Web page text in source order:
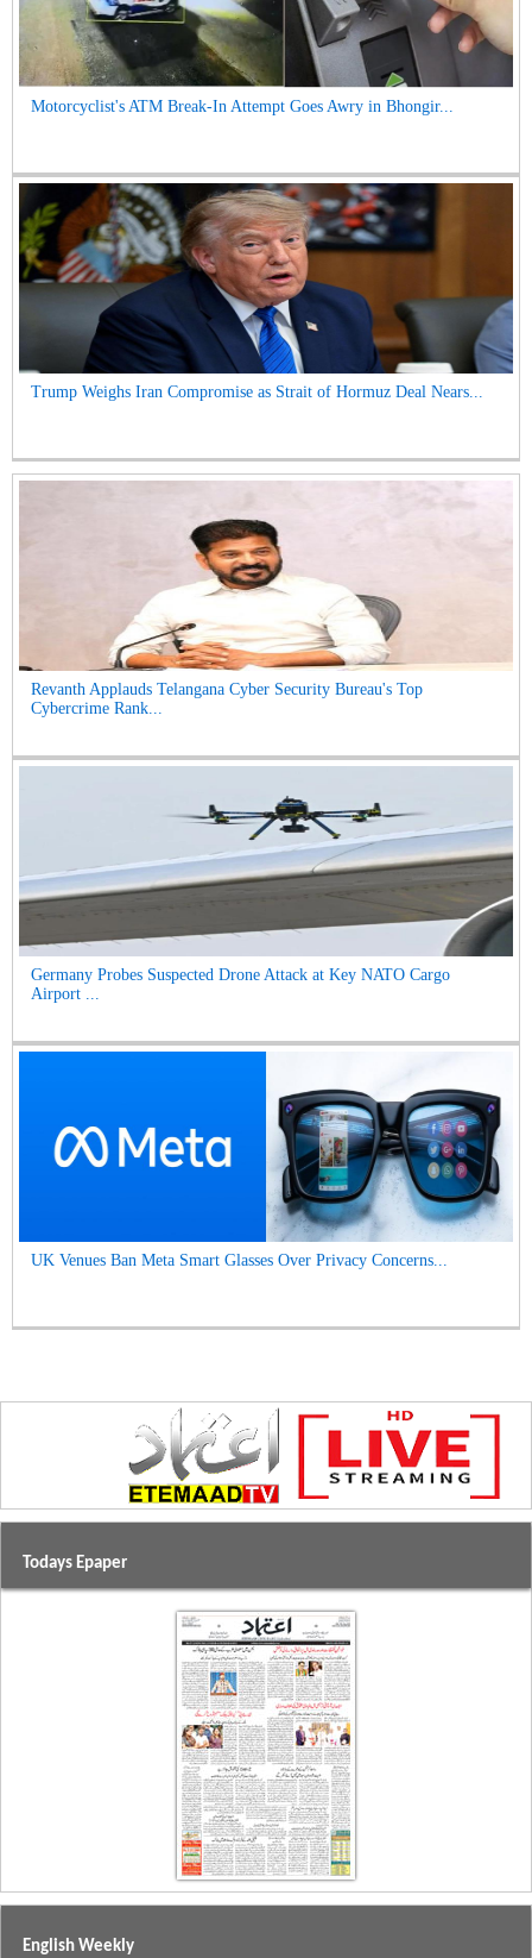
Motorcyclist's ATM Break-In Attempt Goes Awry in Bhongir...
Trump Weighs Iran Compromise as Strait of Hormuz Deal Nears...
Revanth Applauds Telangana Cyber Security Bureau's Top
Cybercrime Rank...
Germany Probes Suspected Drone Attack at Key NATO Cargo
Airport ...
UK Venues Ban Meta Smart Glasses Over Privacy Concerns...
Todays Epaper
English Weekly